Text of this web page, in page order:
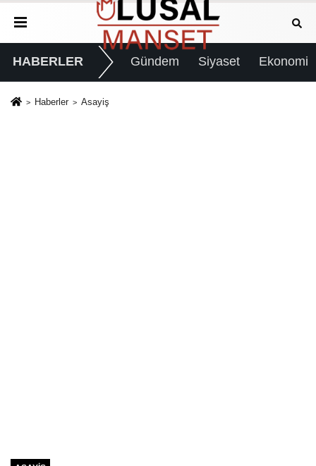
HABERLER Gündem Siyaset Ekonomi
Haberler Asayiş